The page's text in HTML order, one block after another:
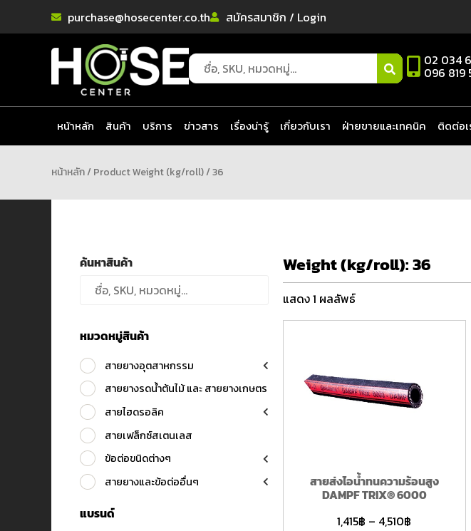
purchase@hosecenter.co.th สมัครสมาชิก / Login
02 034
096 819
หน้าหลัก สินค้า บริการ ข่าวสาร เรื่องน่ารู้ เกี่ยวกับเรา ฝ่ายขายและเทคนิค ติดต่อเ
หน้าหลัก/ Product Weight (kg/roll) / 36
ค้นหาสินค้า
หมวดหมู่สินค้า
สายยางอุตสาหกรรม
สายยางรดน้ำต้นไม้ และ สายยางเกษตร
สายไฮดรอลิค
สายเฟล็กซ์สเตนเลส
ข้อต่อขนิดต่างๆ
สายยางและข้อต่ออื่นๆ
แบรนด์
Weight (kg/roll):36
แสดง 1 ผลลัพธ์
สายส่งไอน้ำทนความร้อนสูง
DAMPF TRIX® 6000
1,415฿ – 4,510฿